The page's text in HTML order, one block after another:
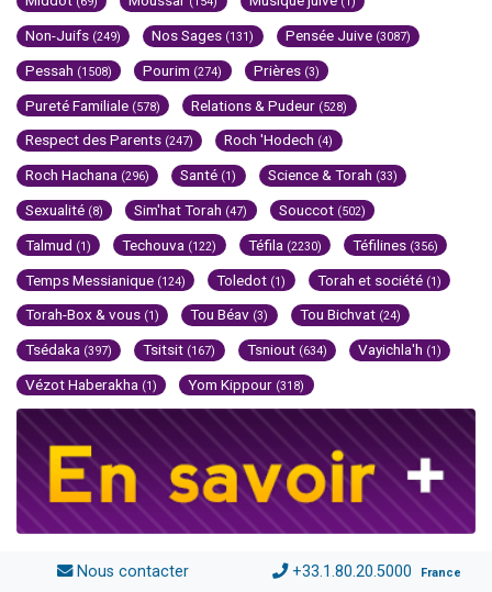
Non-Juifs (249) Nos Sages (131) Pensée Juive (3087)
Pessah (1508) Pourim (274) Prières (3)
Pureté Familiale (578) Relations & Pudeur (528)
Respect des Parents (247) Roch 'Hodech (4)
Roch Hachana (296) Santé (1) Science & Torah (33)
Sexualité (8) Sim'hat Torah (47) Souccot (502)
Talmud (1) Techouva (122) Téfila (2230) Téfilines (356)
Temps Messianique (124) Toledot (1) Torah et société (1)
Torah-Box & vous (1) Tou Béav (3) Tou Bichvat (24)
Tsédaka (397) Tsitsit (167) Tsniout (634) Vayichla'h (1)
Vézot Haberakha (1) Yom Kippour (318)
Nous contacter +33.1.80.20.5000 France